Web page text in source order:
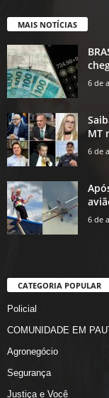
MAIS NOTÍCIAS
6 de
MT
6 de
6 de
CATEGORIA POPULAR
Policial
COMUNIDADE EM
Agronegócio
Segurança
Justiça e Você